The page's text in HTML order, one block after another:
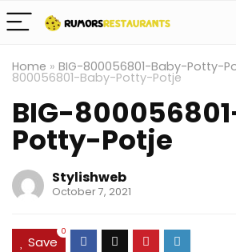
Home » BIG-800056801-Baby-Potty-
800056801-Baby-Potty-Potje
BIG-
Potty-Potje
Stylishweb
October 7, 2021
Save
0